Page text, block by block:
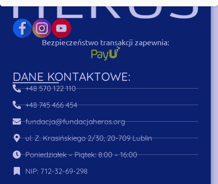
Bezpieczeństwo transakcji zapewnia:
DANE KONTAKTOWE:
+48 570 122 110
+48 745 466 454
fundacja@fundacjaheros.org
ul. Z. Krasińskiego 2/30, 20-709 Lublin
Poniedziałek – Piątek: 8:00 – 16:00
NIP: 712-32-69-298